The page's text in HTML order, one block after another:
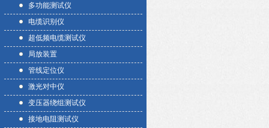
多功能测试仪
电缆识别仪
超低频电缆测试仪
局放装置
管线定位仪
激光对中仪
变压器绕组测试仪
接地电阻测试仪